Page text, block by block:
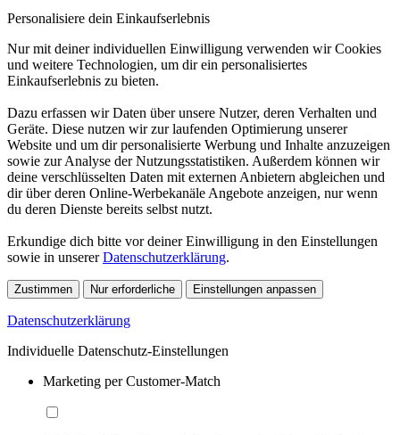
Personalisiere dein Einkaufserlebnis
Nur mit deiner individuellen Einwilligung verwenden wir Cookies
und weitere Technologien, um dir ein personalisiertes
Einkaufserlebnis zu bieten.
Dazu erfassen wir Daten über unsere Nutzer, deren Verhalten und
Geräte. Diese nutzen wir zur laufenden Optimierung unserer
Website und um dir personalisierte Werbung und Inhalte anzuzeigen
sowie zur Analyse der Nutzungsstatistiken. Außerdem können wir
deine verschlüsselten Daten mit externen Anbietern abgleichen und
dir über deren Online-Werbekanäle Angebote anzeigen, nur wenn
du deren Dienste bereits selbst nutzt.
Erkundige dich bitte vor deiner Einwilligung in den Einstellungen
sowie in unsererDatenschutzerklärung.
Zustimmen Nur erforderliche Einstellungen anpassen
Datenschutzerklärung
Individuelle Datenschutz-Einstellungen
Marketing per Customer-Match